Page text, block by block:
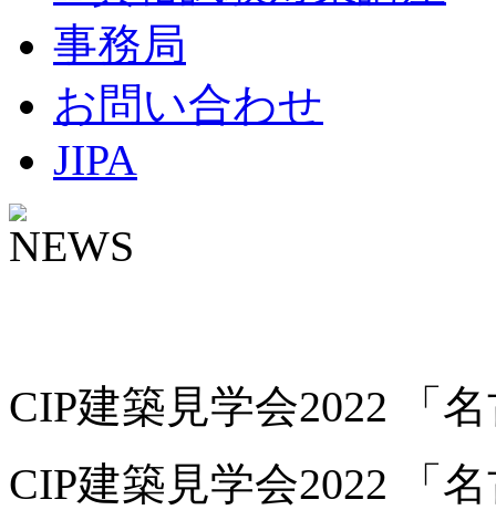
事務局
お問い合わせ
JIPA
NEWS
CIP建築見学会2022 「
CIP建築見学会2022 「